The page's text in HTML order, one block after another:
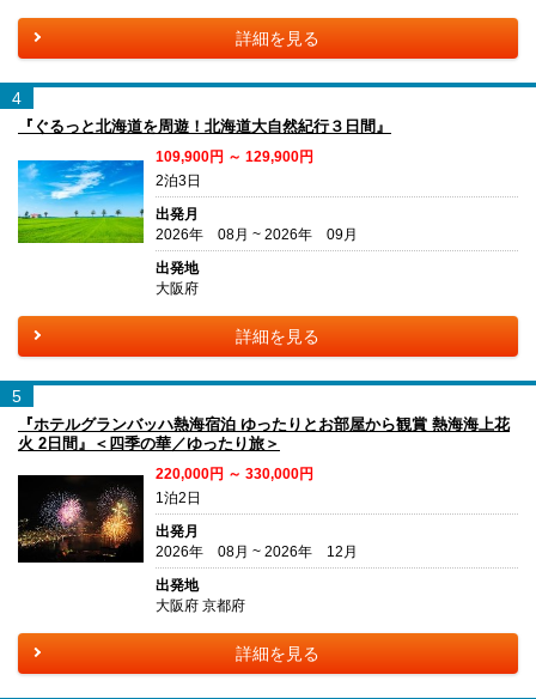
詳細を見る
4
『ぐるっと北海道を周遊！北海道大自然紀行３日間』
109,900円 ～ 129,900円
2泊3日
出発月
2026年 08月 ~ 2026年 09月
出発地
大阪府
詳細を見る
5
『ホテルグランバッハ熱海宿泊 ゆったりとお部屋から観賞 熱海海上花
火 2日間』＜四季の華／ゆったり旅＞
220,000円 ～ 330,000円
1泊2日
出発月
2026年 08月 ~ 2026年 12月
出発地
大阪府 京都府
詳細を見る